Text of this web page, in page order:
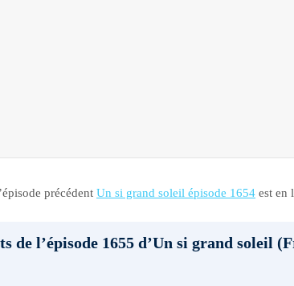
précédent Un si grand soleil épisode 1654 est en
de l’épisode 1655 d’Un si grand soleil